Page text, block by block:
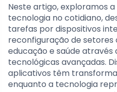
Neste artigo, exploramos
tecnologia no cotidiano,
tarefas por dispositivos
reconfiguração de
educação e saúde
tecnológicas avançadas.
aplicativos têm
enquanto a tecnologia